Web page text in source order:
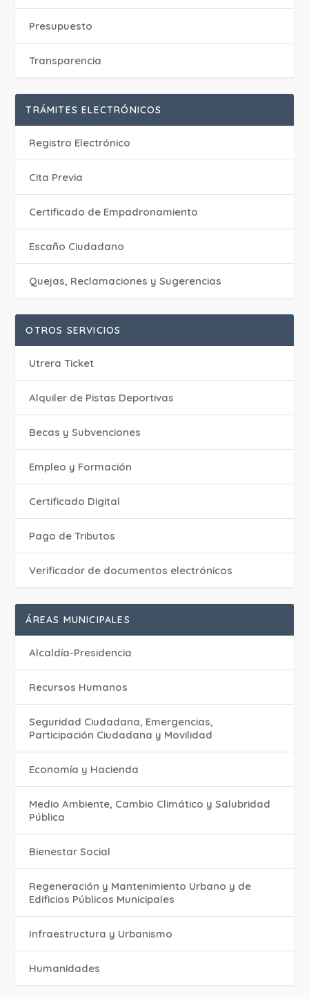
Presupuesto
Transparencia
TRÁMITES ELECTRÓNICOS
Registro Electrónico
Cita Previa
Certificado de Empadronamiento
Escaño Ciudadano
Quejas, Reclamaciones y Sugerencias
OTROS SERVICIOS
Utrera Ticket
Alquiler de Pistas Deportivas
Becas y Subvenciones
Empleo y Formación
Certificado Digital
Pago de Tributos
Verificador de documentos electrónicos
ÁREAS MUNICIPALES
Alcaldía-Presidencia
Recursos Humanos
Seguridad Ciudadana, Emergencias,
Participación Ciudadana y Movilidad
Economía y Hacienda
Medio Ambiente, Cambio Climático y Salubridad
Pública
Bienestar Social
Regeneración y Mantenimiento Urbano y de
Edificios Públicos Municipales
Infraestructura y Urbanismo
Humanidades